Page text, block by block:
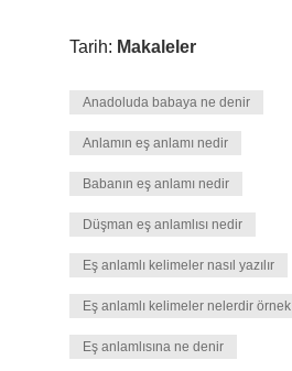
Tarih: Makaleler
Anadoluda babaya ne denir
Anlamın eş anlamı nedir
Babanın eş anlamı nedir
Düşman eş anlamlısı nedir
Eş anlamlı kelimeler nasıl yazılır
Eş anlamlı kelimeler nelerdir örnek
Eş anlamlısına ne denir